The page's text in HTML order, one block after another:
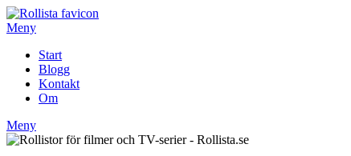
Hoppa
till
Meny
Start
Blogg
Kontakt
Om
Meny